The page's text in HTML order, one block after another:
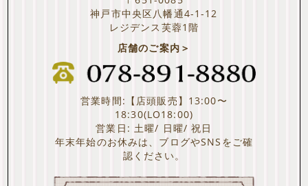
神戸市中央区八幡通4-1-12
レジデンス芙蓉1階
店舗のご案内＞
営業時間:【店頭販売】13:00〜
18:30(LO18:00)
営業日: 土曜/ 日曜/ 祝日
年末年始のお休みは、ブログやSNSをご確
認ください。